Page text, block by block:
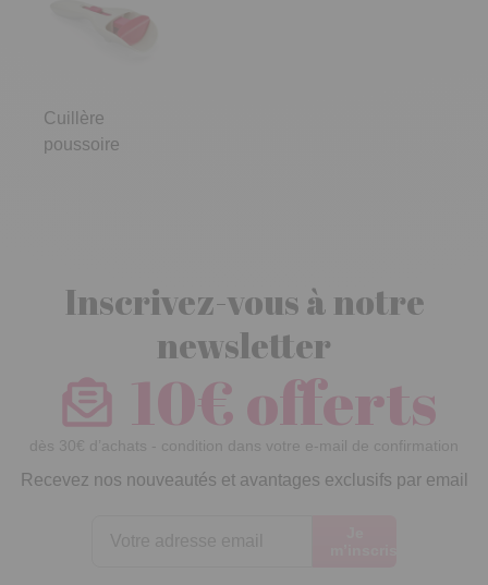
Cuillère
poussoire
Inscrivez-vous à notre
newsletter
10€ offerts
dès 30€ d’achats - condition dans votre e-mail de confirmation
Recevez nos nouveautés et avantages exclusifs par email